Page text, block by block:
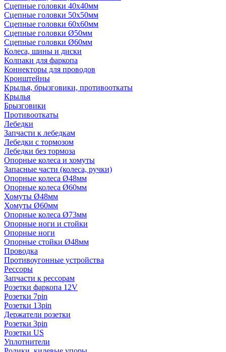
Сцепные головки 40x40мм
Сцепные головки 50x50мм
Сцепные головки 60x60мм
Сцепные головки Ø50мм
Сцепные головки Ø60мм
Колеса, шины и диски
Колпаки для фаркопа
Коннекторы для проводов
Кронштейны
Крылья, брызговики, противооткаты
Крылья
Брызговики
Противооткаты
Лебедки
Запчасти к лебедкам
Лебедки с тормозом
Лебедки без тормоза
Опорные колеса и хомуты
Запасные части (колеса, ручки)
Опорные колеса Ø48мм
Опорные колеса Ø60мм
Хомуты Ø48мм
Хомуты Ø60мм
Опорные колеса Ø73мм
Опорные ноги и стойки
Опорные ноги
Опорные стойки Ø48мм
Проводка
Противоугонные устройства
Рессоры
Запчасти к рессорам
Розетки фаркопа 12V
Розетки 7pin
Розетки 13pin
Держатели розетки
Розетки 3pin
Розетки US
Уплотнители